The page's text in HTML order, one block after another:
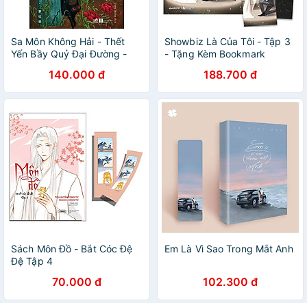
Sa Môn Không Hải - Thết
Yến Bầy Quỷ Đại Đường -
140.000 đ
Showbiz Là Của Tôi - Tập 3
- Tặng Kèm Bookmark
188.700 đ
Sách Môn Đồ - Bắt Cóc Đệ
Đệ Tập 4
70.000 đ
Em Là Vì Sao Trong Mắt Anh
102.300 đ